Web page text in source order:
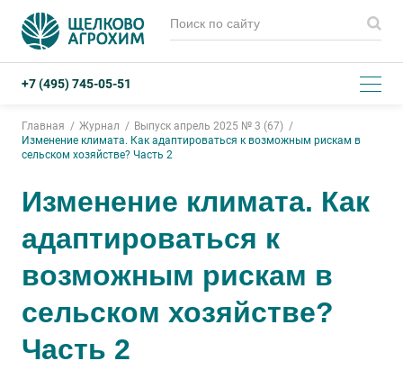
+7 (495) 745-05-51
Главная Журнал
Выпуск апрель 2025 № 3 (67)
Изменение климата. Как адаптироваться к возможным рискам в
сельском хозяйстве? Часть 2
Изменение климата. Как
адаптироваться к
возможным рискам в
сельском хозяйстве?
Часть 2